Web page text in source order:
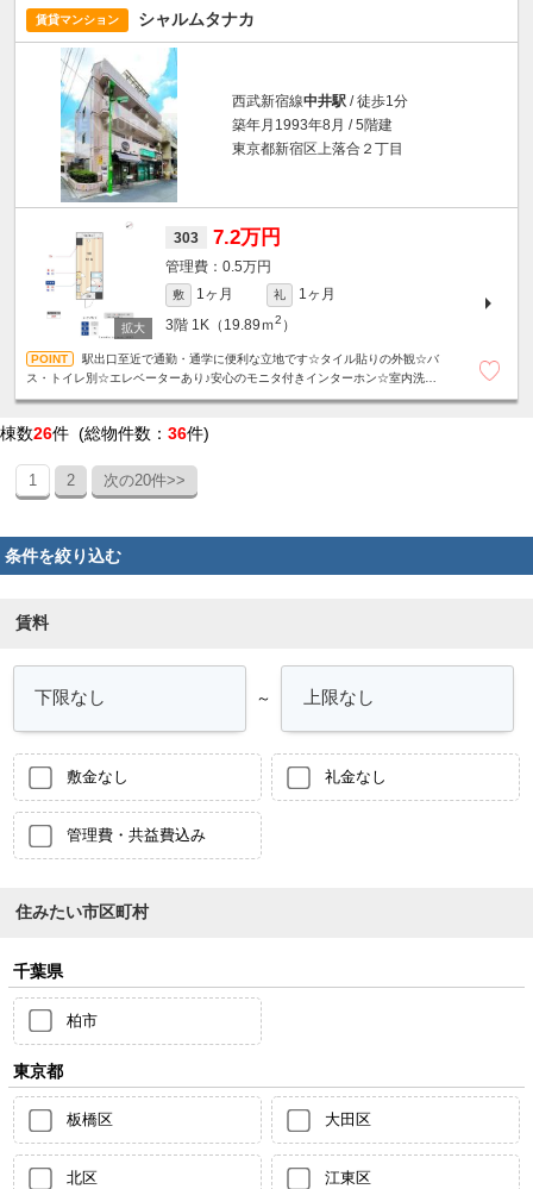
賃貸マンション シャルムタナカ
西武新宿線中井駅 / 徒歩1分
築年月1993年8月 / 5階建
東京都新宿区上落合２丁目
303 7.2万円
0.5万円
敷 1ヶ月 礼
1ヶ月
3階 1K（19.89ｍ2 ）
駅出口至近で通勤・通学に便利な立地です☆タイル貼りの外観☆バ
ス・トイレ別☆エレベーターあり♪安心のモニタ付きインターホン☆室内洗濯機
棟数26件 (総物件数： 36件)
1 2 次の20件>>
条件を絞り込む
賃料
～
敷金なし 礼金なし
管理費・共益費込み
住みたい市区町村
千葉県
柏市
東京都
板橋区 大田区
北区 江東区